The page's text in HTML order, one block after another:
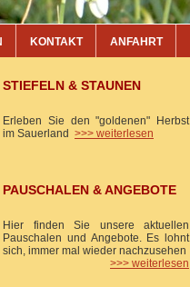
KONTAKT ANFAHRT
STIEFELN & STAUNEN
Erleben Sie den "goldenen" Herbst
im Sauerland >>> weiterlesen
PAUSCHALEN & ANGEBOTE
Hier finden Sie unsere aktuellen
Pauschalen und Angebote. Es lohnt
sich, immer mal wieder nachzusehen
>>> weiterlesen